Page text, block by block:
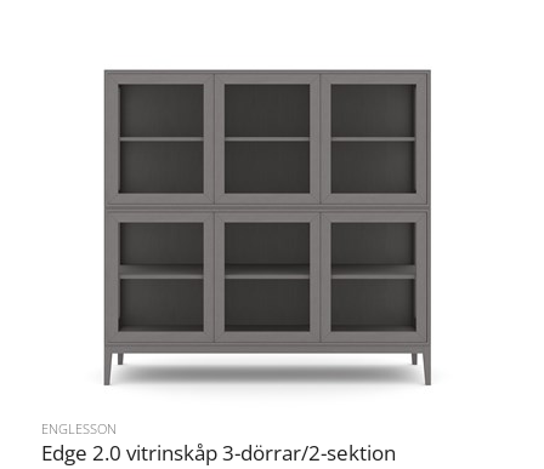
ENGLESSON
Edge 2.0 vitrinskåp 3-dörrar/2-sektion